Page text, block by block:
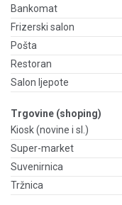
Bankomat
Frizerski salon
Pošta
Restoran
Salon ljepote
Trgovine (shoping)
Kiosk (novine i sl.)
Super-market
Suvenirnica
Tržnica